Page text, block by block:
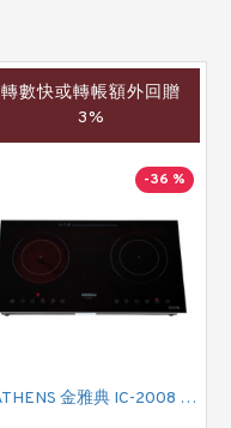
轉數快或轉帳額外回贈
3%
-36 %
ATHENS 金雅典 IC-2008 雙頭電磁/電陶二合一